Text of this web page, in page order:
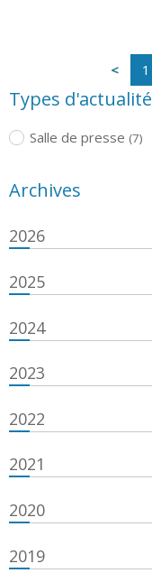
1
Types d'actualité
Salle de presse (7)
Archives
2026
2025
2024
2023
2022
2021
2020
2019